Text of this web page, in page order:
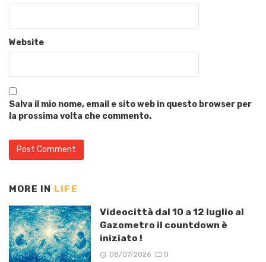
Website
Salva il mio nome, email e sito web in questo browser per
la prossima volta che commento.
MORE IN LIFE
Videocittà dal 10 a 12 luglio al
Gazometro il countdown è
iniziato !
08/07/2026 0